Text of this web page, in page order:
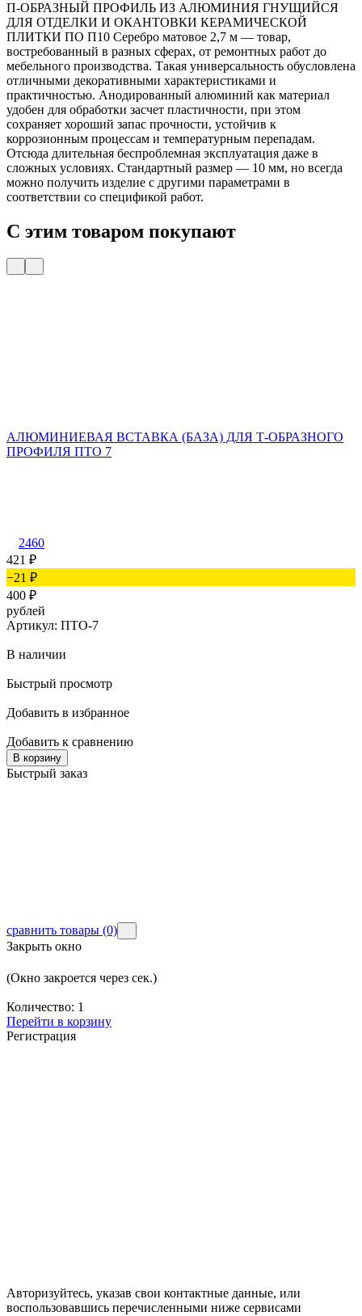
П-ОБРАЗНЫЙ ПРОФИЛЬ ИЗ АЛЮМИНИЯ ГНУЩИЙСЯ
ДЛЯ ОТДЕЛКИ И ОКАНТОВКИ КЕРАМИЧЕСКОЙ
ПЛИТКИ ПО П10 Серебро матовое 2,7 м — товар,
востребованный в разных сферах, от ремонтных работ до
мебельного производства. Такая универсальность обусловлена
отличными декоративными характеристиками и
практичностью. Анодированный алюминий как материал
удобен для обработки засчет пластичности, при этом
сохраняет хороший запас прочности, устойчив к
коррозионным процессам и температурным перепадам.
Отсюда длительная беспроблемная эксплуатация даже в
сложных условиях. Стандартный размер — 10 мм, но всегда
можно получить изделие с другими параметрами в
соответствии со спецификой работ.
С этим товаром покупают
АЛЮМИНИЕВАЯ ВСТАВКА (БАЗА) ДЛЯ Т-ОБРАЗНОГО
ПРОФИЛЯ ПТО 7
2460
421 ₽
−21 ₽
400 ₽
рублей
Артикул: ПТО-7
В наличии
Быстрый просмотр
Добавить в избранное
Добавить к сравнению
В корзину
Быстрый заказ
сравнить товары (0)
Закрыть окно
(Окно закроется через сек.)
Количество: 1
Перейти в корзину
Регистрация
Авторизуйтесь, указав свои контактные данные, или
воспользовавшись перечисленными ниже сервисами